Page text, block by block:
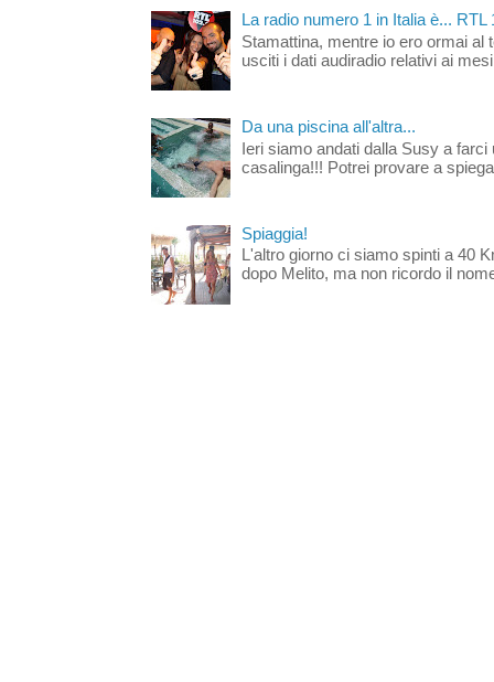
La radio numero 1 in Italia è... RTL
Stamattina, mentre io ero ormai al
usciti i dati audiradio relativi ai
Da una piscina all'altra...
Ieri siamo andati dalla Susy a
casalinga!!! Potrei provare a
Spiaggia!
L'altro giorno ci siamo spinti a 40
dopo Melito, ma non ricordo il